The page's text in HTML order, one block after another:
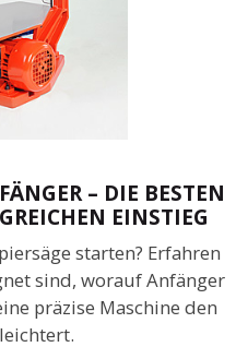
– DIE BESTEN
EINSTIEG
starten? Erfahren
sind, worauf Anfänger
präzise Maschine den